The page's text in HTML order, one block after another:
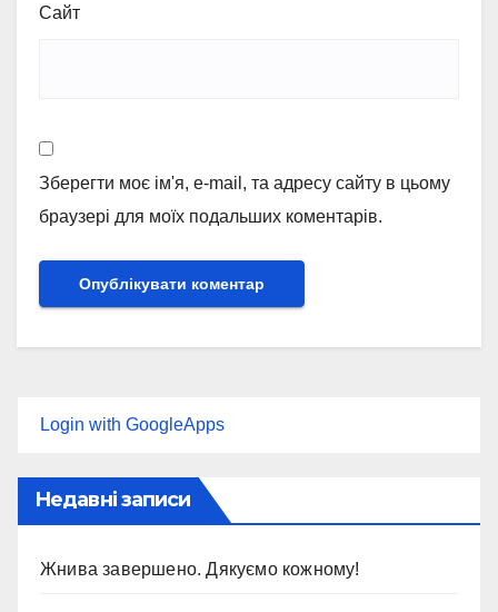
Сайт
Зберегти моє ім'я, e-mail, та адресу сайту в цьому
браузері для моїх подальших коментарів.
Login with GoogleApps
Недавні записи
Жнива завершено. Дякуємо кожному!